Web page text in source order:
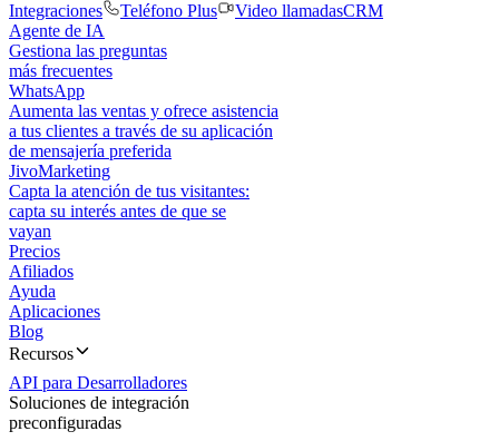
Integraciones
Teléfono Plus Video llamadasCRM
Agente de IA
Gestiona las preguntas
más frecuentes
WhatsApp
Aumenta las ventas y ofrece asistencia
a tus clientes a través de su aplicación
de mensajería preferida
JivoMarketing
Capta la atención de tus visitantes:
capta su interés antes de que se
vayan
Precios
Afiliados
Ayuda
Aplicaciones
Blog
Recursos
API para Desarrolladores
Soluciones de integración
preconfiguradas